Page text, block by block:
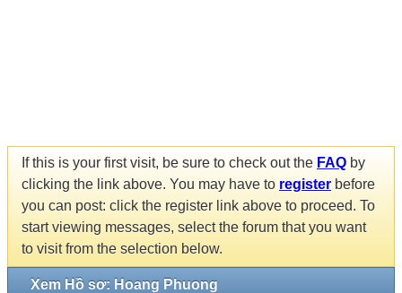
If this is your first visit, be sure to check out the FAQ by
clicking the link above. You may have to register before
you can post: click the register link above to proceed. To
start viewing messages, select the forum that you want
to visit from the selection below.
Xem Hồ sơ: Hoang Phuong